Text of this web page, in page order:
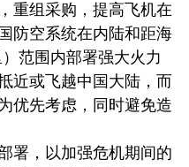
重组采购，提高飞机在
防空系统在内陆和距海
范围内部署强大火力
近或飞越中国大陆，而
优先考虑，同时避免造
署，以加强危机期间的